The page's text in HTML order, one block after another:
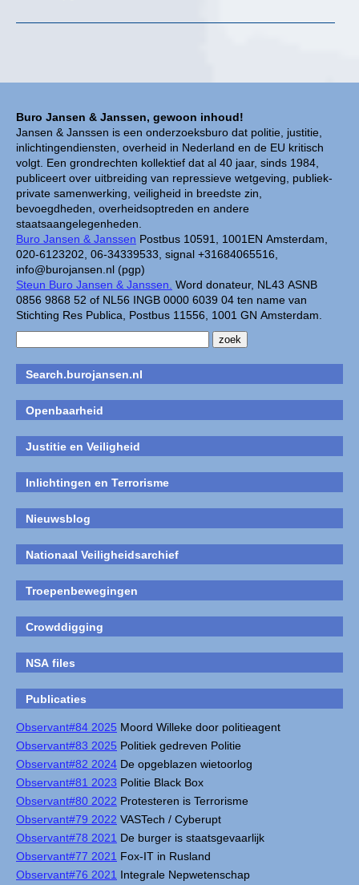
Buro Jansen & Janssen, gewoon inhoud!
Jansen & Janssen is een onderzoeksburo dat politie, justitie,
inlichtingendiensten, overheid in Nederland en de EU kritisch
volgt. Een grondrechten kollektief dat al 40 jaar, sinds 1984,
publiceert over uitbreiding van repressieve wetgeving, publiek-
private samenwerking, veiligheid in breedste zin,
bevoegdheden, overheidsoptreden en andere
staatsaangelegenheden.
Buro Jansen & Janssen Postbus 10591, 1001EN Amsterdam,
020-6123202, 06-34339533, signal +31684065516,
info@burojansen.nl (pgp)
Steun Buro Jansen & Janssen. Word donateur, NL43 ASNB
0856 9868 52 of NL56 INGB 0000 6039 04 ten name van
Stichting Res Publica, Postbus 11556, 1001 GN Amsterdam.
Search.burojansen.nl
Openbaarheid
Justitie en Veiligheid
Inlichtingen en Terrorisme
Nieuwsblog
Nationaal Veiligheidsarchief
Troepenbewegingen
Crowddigging
NSA files
Publicaties
Observant#84 2025 Moord Willeke door politieagent
Observant#83 2025 Politiek gedreven Politie
Observant#82 2024 De opgeblazen wietoorlog
Observant#81 2023 Politie Black Box
Observant#80 2022 Protesteren is Terrorisme
Observant#79 2022 VASTech / Cyberupt
Observant#78 2021 De burger is staatsgevaarlijk
Observant#77 2021 Fox-IT in Rusland
Observant#76 2021 Integrale Nepwetenschap